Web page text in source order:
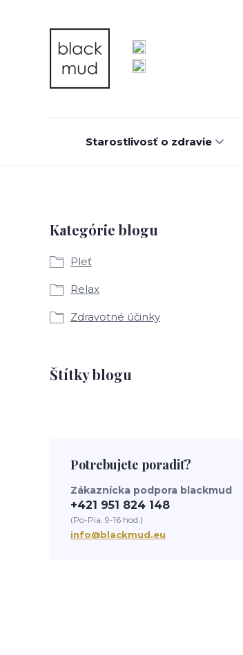
Starostlivosť o zdravie
Kategórie blogu
Pleť
Relax
Zdravotné účinky
Štítky blogu
Potrebujete poradiť?
Zákaznícka podpora blackmud
+421 951 824 148
(Po-Pia, 9-16 hod.)
info@blackmud.eu